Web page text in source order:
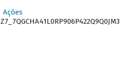
Ações
Z7_7QGCHA41L0RP906P422Q9Q0JM3